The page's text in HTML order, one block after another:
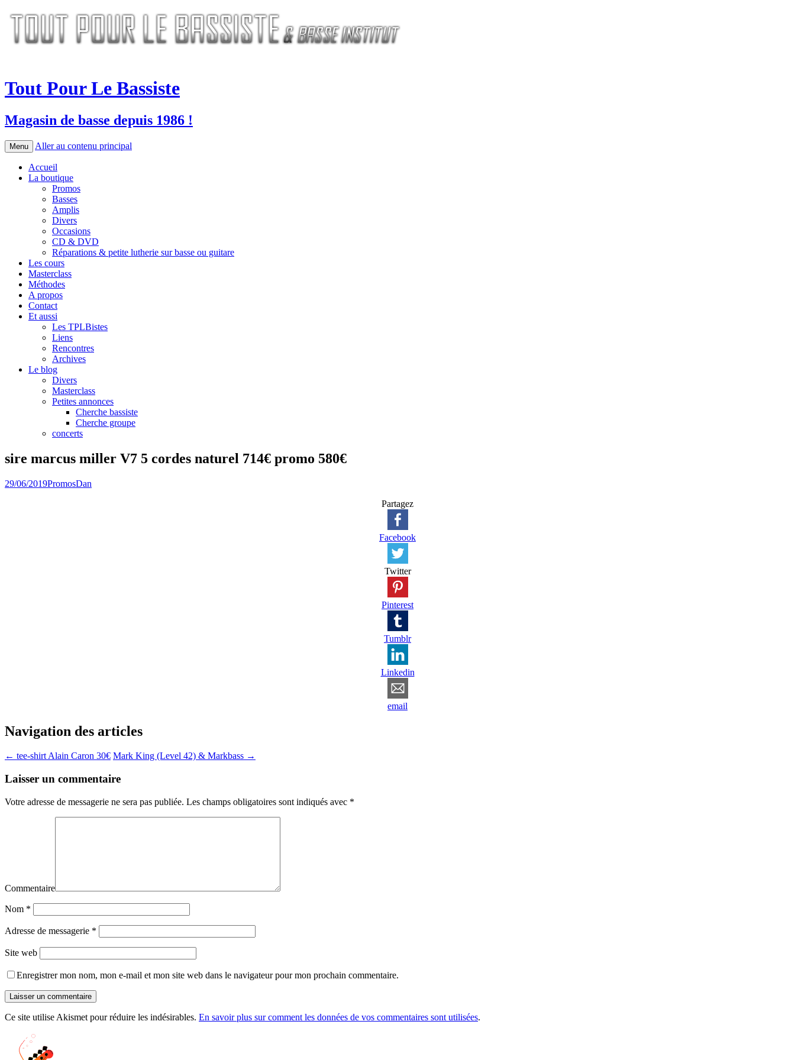
Tout Pour Le Bassiste
Magasin de basse depuis 1986 !
Menu Aller au contenu principal
Accueil
La boutique
Promos
Basses
Amplis
Divers
Occasions
CD & DVD
Réparations & petite lutherie sur basse ou guitare
Les cours
Masterclass
Méthodes
A propos
Contact
Et aussi
Les TPLBistes
Liens
Rencontres
Archives
Le blog
Divers
Masterclass
Petites annonces
Cherche bassiste
Cherche groupe
concerts
sire marcus miller V7 5 cordes naturel 714€ promo 580€
29/06/2019PromosDan
Partagez
Facebook
Twitter
Pinterest
Tumblr
Linkedin
email
Navigation des articles
← tee-shirt Alain Caron 30€ Mark King (Level 42) & Markbass →
Laisser un commentaire
Votre adresse de messagerie ne sera pas publiée. Les champs obligatoires sont indiqués avec *
Commentaire
Nom *
Adresse de messagerie *
Site web
Enregistrer mon nom, mon e-mail et mon site web dans le navigateur pour mon prochain commentaire.
Ce site utilise Akismet pour réduire les indésirables. En savoir plus sur comment les données de vos commentaires sont utilisées.